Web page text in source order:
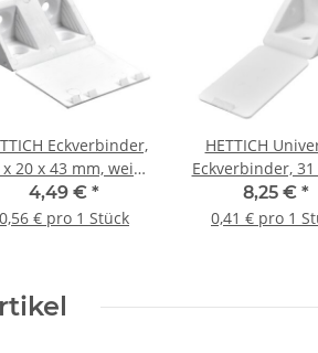
Eckverbinder,
20 x 43 mm, weiß,
8 Stück
4,49 € *
0,56 € pro 1 Stück
HETTICH
Eckverbinder, 31
31 mm,
weiß 20
8,25 € *
0,41 € pro 1